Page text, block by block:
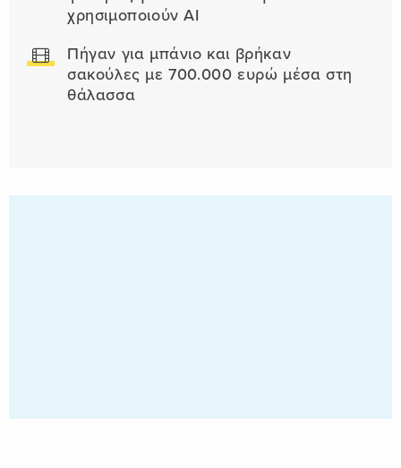
χρησιμοποιούν AI
Πήγαν για μπάνιο και βρήκαν
σακούλες με 700.000 ευρώ μέσα στη
θάλασσα